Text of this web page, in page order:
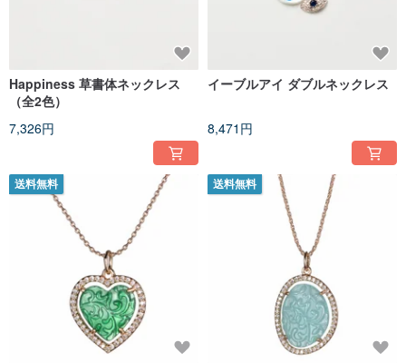
Happiness 草書体ネックレス
（全2色）
7,326円
イーブルアイ ダブルネックレス
8,471円
送料無料 送料無料